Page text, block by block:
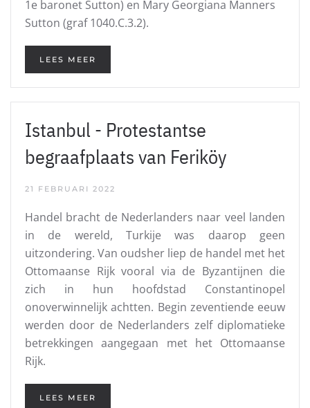
1e baronet Sutton) en Mary Georgiana Manners
Sutton (graf 1040.C.3.2).
LEES MEER
Istanbul - Protestantse
begraafplaats van Feriköy
21 FEBRUARI 2022
Handel bracht de Nederlanders naar veel landen
in de wereld, Turkije was daarop geen
uitzondering. Van oudsher liep de handel met het
Ottomaanse Rijk vooral via de Byzantijnen die
zich in hun hoofdstad Constantinopel
onoverwinnelijk achtten. Begin zeventiende eeuw
werden door de Nederlanders zelf diplomatieke
betrekkingen aangegaan met het Ottomaanse
Rijk.
LEES MEER